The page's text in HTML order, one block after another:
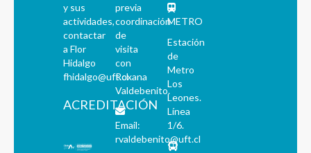
y sus
actividades,
contactar
a Flor
Hidalgo
fhidalgo@uft.cl
ACREDITACIÓN
previa
coordinación
de
visita
con
Roxana
Valdebenito.
Email:
rvaldebenito@uft.cl
METRO
Estación
de
Metro
Los
Leones.
Línea
1/6.